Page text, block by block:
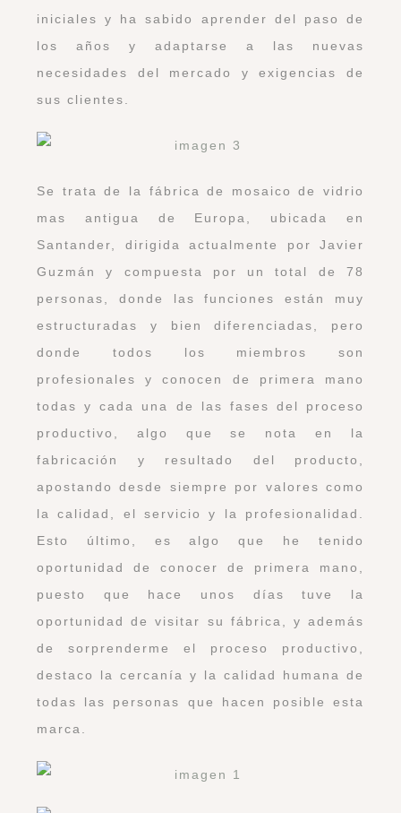
iniciales y ha sabido aprender del paso de
los años y adaptarse a las nuevas
necesidades del mercado y exigencias de
sus clientes.
Se trata de la fábrica de mosaico de vidrio
mas antigua de Europa, ubicada en
Santander, dirigida actualmente por Javier
Guzmán y compuesta por un total de 78
personas, donde las funciones están muy
estructuradas y bien diferenciadas, pero
donde todos los miembros son
profesionales y conocen de primera mano
todas y cada una de las fases del proceso
productivo, algo que se nota en la
fabricación y resultado del producto,
apostando desde siempre por valores como
la calidad, el servicio y la profesionalidad.
Esto último, es algo que he tenido
oportunidad de conocer de primera mano,
puesto que hace unos días tuve la
oportunidad de visitar su fábrica, y además
de sorprenderme el proceso productivo,
destaco la cercanía y la calidad humana de
todas las personas que hacen posible esta
marca.